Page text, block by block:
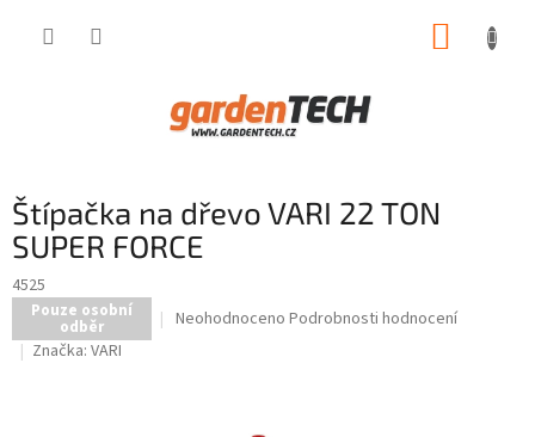
Štípačka na dřevo VARI 22 TON
SUPER FORCE
4525
Pouze osobní
odběr
Průměrné
Neohodnoceno Podrobnosti hodnocení
Značka: VARI